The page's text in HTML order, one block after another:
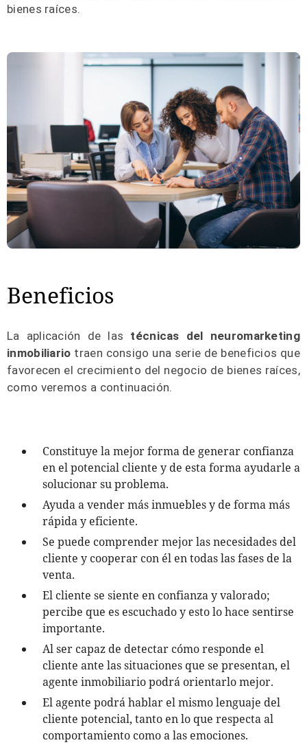
bienes raíces.
Beneficios
La aplicación de las técnicas del neuromarketing
inmobiliario traen consigo una serie de beneficios que
favorecen el crecimiento del negocio de bienes raíces,
como veremos a continuación.
Constituye la mejor forma de generar confianza
en el potencial cliente y de esta forma ayudarle a
solucionar su problema.
Ayuda a vender más inmuebles y de forma más
rápida y eficiente.
Se puede comprender mejor las necesidades del
cliente y cooperar con él en todas las fases de la
venta.
El cliente se siente en confianza y valorado;
percibe que es escuchado y esto lo hace sentirse
importante.
Al ser capaz de detectar cómo responde el
cliente ante las situaciones que se presentan, el
agente inmobiliario podrá orientarlo mejor.
El agente podrá hablar el mismo lenguaje del
cliente potencial, tanto en lo que respecta al
comportamiento como a las emociones.